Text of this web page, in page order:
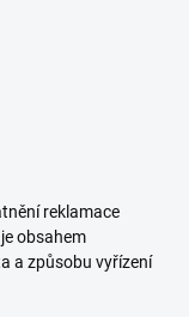
reklamace
obsahem
a způsobu vyřízení